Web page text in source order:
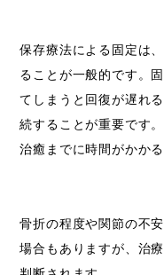
保存療法による固定は
ることが一般的です。
てしまうと回復が遅れ
続することが重要です
治癒までに時間がかか
骨折の程度や関節の不
場合もありますが、治